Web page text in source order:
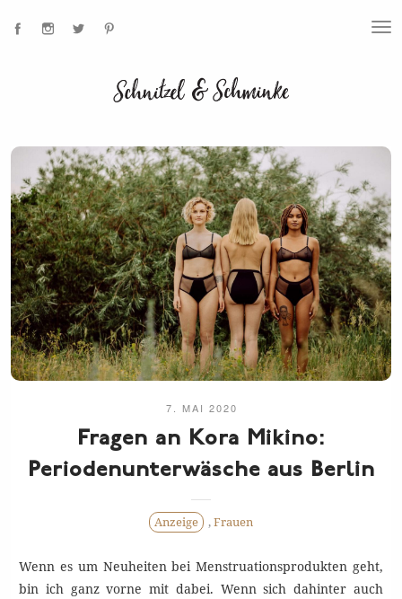
T
T
I
O
N
7. MAI 2020
Fragen an Kora Mikino:
Periodenunterwäsche aus Berlin
Anzeige ,Frauen
Wenn es um Neuheiten bei Menstruationsprodukten geht,
bin ich ganz vorne mit dabei. Wenn sich dahinter auch